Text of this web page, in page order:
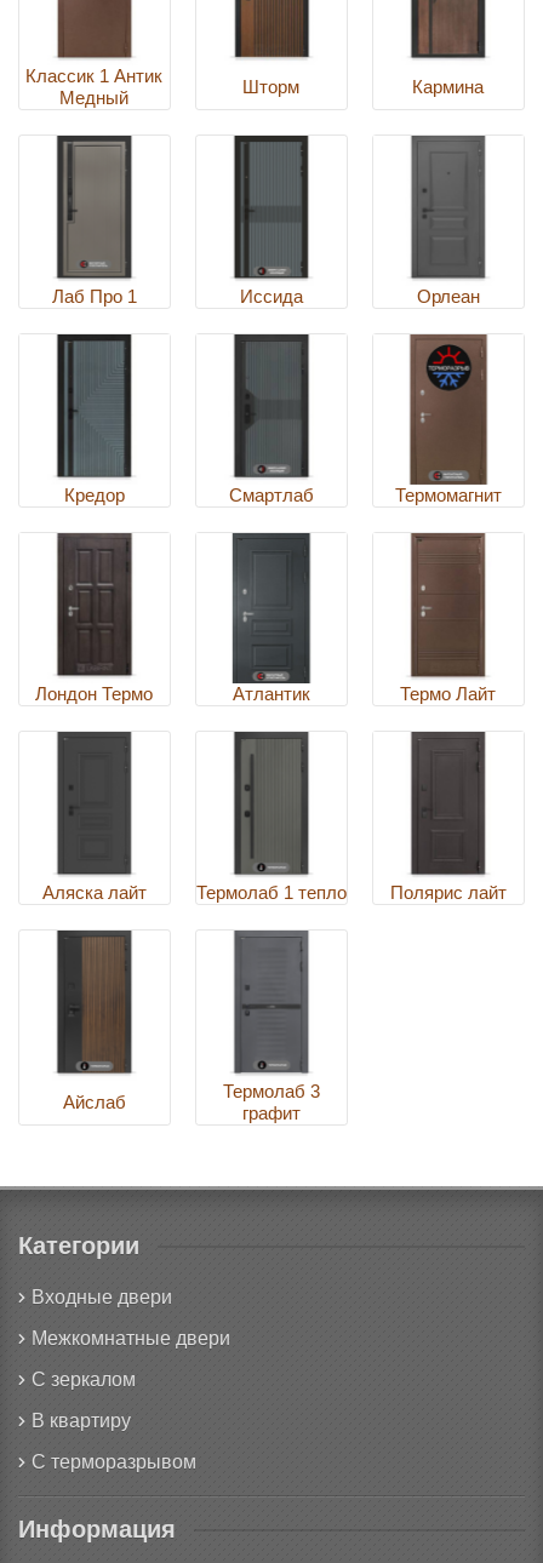
Классик 1 Антик
Медный
Шторм Кармина
Лаб Про 1 Иссида Орлеан
Кредор Смартлаб Термомагнит
Лондон Термо Атлантик Термо Лайт
Аляска лайт Термолаб 1 тепло Полярис лайт
Айслаб
Термолаб 3
графит
Категории
Входные двери
Межкомнатные двери
С зеркалом
В квартиру
С терморазрывом
Информация